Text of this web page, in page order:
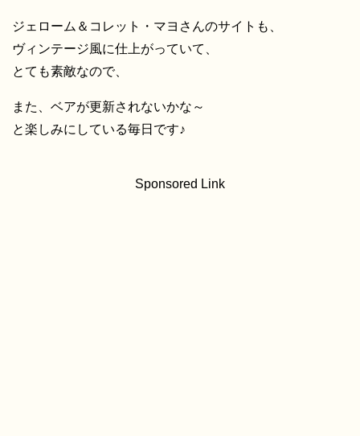
ジェローム＆コレット・マヨさんのサイトも、
ヴィンテージ風に仕上がっていて、
とても素敵なので、
また、ベアが更新されないかな～
と楽しみにしている毎日です♪
Sponsored Link